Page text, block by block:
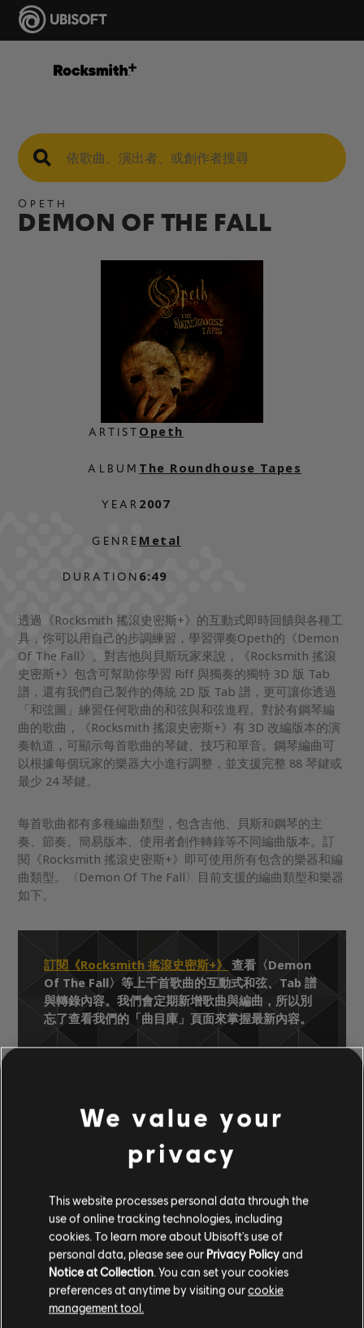
OPETH
DEMON OF THE FALL
ARTIST
ALBUM
YEAR
GENRE
DURATION
Opeth
The Roundhouse Tapes
2007
Metal
6:49
透過《Rocksmith 搖滾史密斯+》的互動式即時回饋與各種工
具，你可以用自己的步調練習，學習彈奏Opeth的《Demon
Of The Fall》。對吉他與貝斯玩家來說，《Rocksmith 搖滾
史密斯+》包含可幫助你學習 Riff 與獨奏的獨特 3D 版 Tab
譜，還有我們自己製作的傳統 2D 版 Tab 譜，更可讓你透過
「和弦圖」練習任何歌曲的和弦與和弦進程。對於有鋼琴編
曲的歌曲，《Rocksmith 搖滾史密斯+》有 3D 改編版本的演
奏軌道，可顯示每首歌曲的琴鍵、技巧和單音。鋼琴編曲可
以根據每個玩家的樂器大小進行調整，並支援完整 88 琴鍵或
最少 24 琴鍵。
每首歌曲都有多種編曲類型，包含吉他、貝斯和鋼琴的主
奏、節奏、簡易版本、使用者創作轉錄等不同編曲版本。訂
閱《Rocksmith 搖滾史密斯+》即可使用所有包含的樂器和編
曲類型。〈Demon Of The Fall〉目前支援的編曲類型和樂器
如下。
訂閱《Rocksmith 搖滾史密斯+》 查看〈Demon
Of The Fall〉等上千首歌曲的互動式和弦、Tab 譜
與轉錄內容。我們會定期新增歌曲與編曲，所以別
忘了查看我們的「曲目庫」頁面來掌握最新內容。
演出者（A-Z）
The Roundhouse Tapes
Demon Of The Fall
已認證編曲
樂器 / 編曲類型 已認證 創作者
We value your
privacy
This website processes personal data through the
use of online tracking technologies, including
cookies. To learn more about Ubisoft's use of
personal data, please see our Privacy Policyand
Notice at Collection . You can set your cookies
preferences at anytime by visiting ourcookie
management tool.